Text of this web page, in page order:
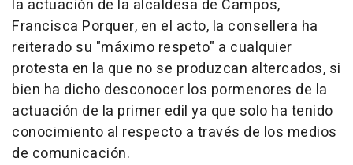
la actuación de la alcaldesa de Campos,
Francisca Porquer, en el acto, la consellera ha
reiterado su "máximo respeto" a cualquier
protesta en la que no se produzcan altercados, si
bien ha dicho desconocer los pormenores de la
actuación de la primer edil ya que solo ha tenido
conocimiento al respecto a través de los medios
de comunicación.